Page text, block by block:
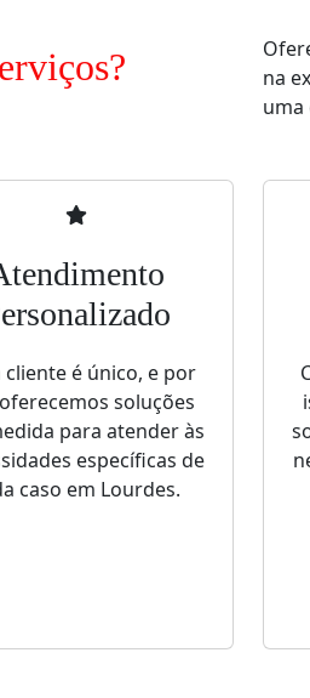
na
uma
cliente é único, e por
soluções
para atender às
específicas de
caso em Lourdes.